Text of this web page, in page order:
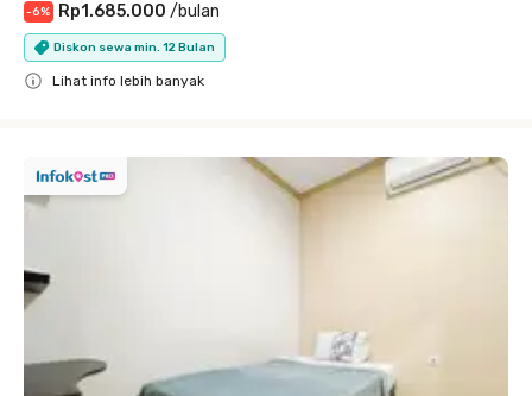
-6% Rp1.685.000 /bulan
Diskon sewa min. 12 Bulan
Lihat info lebih banyak